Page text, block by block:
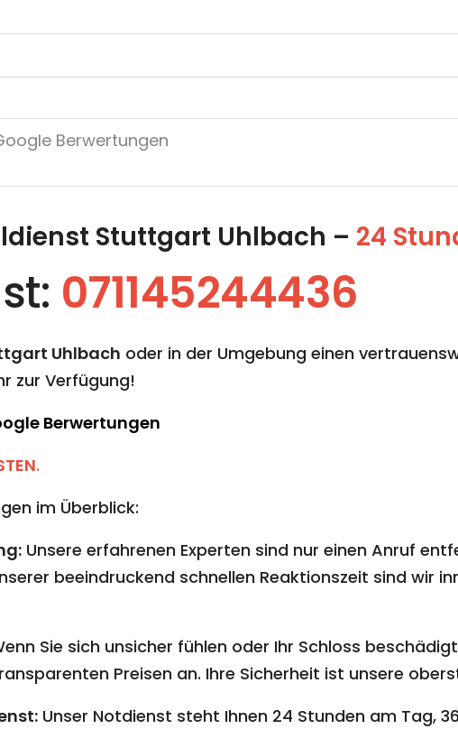
Stuttgart Uhlbach – 24
071145244436
Uhlbach oder in der Umgebung einen
zur Verfügung!
Berwertungen
.
im Überblick:
Unsere erfahrenen Experten sind nur einen Anruf
beeindruckend schnellen Reaktionszeit sind wir
Sie sich unsicher fühlen oder Ihr Schloss
Preisen an. Ihre Sicherheit ist unsere
Unser Notdienst steht Ihnen 24 Stunden am Tag,